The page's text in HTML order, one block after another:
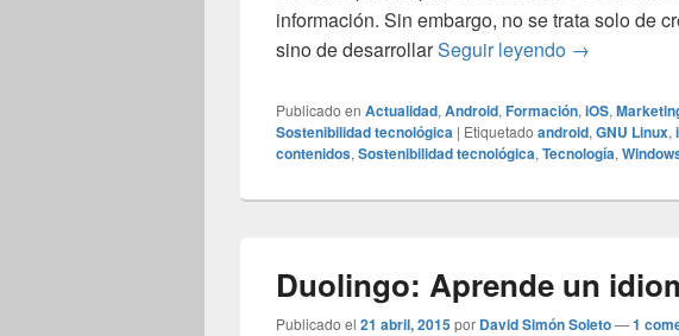
información. Sin embargo, no se trata solo de
sino de desarrollarSeguir leyendo Marketing
→
Publicado en Actualidad, Android, Formación, iOS,
Sostenibilidad tecnológica | Etiquetado android, GNU Linux,
contenidos, Sostenibilidad tecnológica, Tecnología,
Duolingo: Aprende un
Publicado el 21 abril, 2015por David Simón Soleto—1